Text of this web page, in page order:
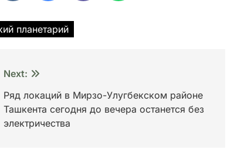
планетарий
Next:
Ряд локаций в Мирзо-Улугбекском районе
Ташкента сегодня до вечера останется без
электричества